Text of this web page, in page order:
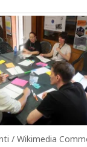
/ Wikimedia